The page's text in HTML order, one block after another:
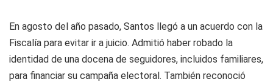
En agosto del año pasado, Santos llegó a un acuerdo con la
Fiscalía para evitar ir a juicio. Admitió haber robado la
identidad de una docena de seguidores, incluidos familiares,
para financiar su campaña electoral. También reconoció